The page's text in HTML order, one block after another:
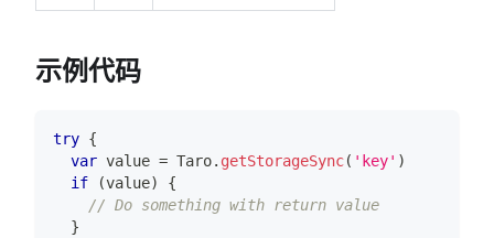
示例代码
try {
var value = Taro. getStorageSync( 'key' )
if
(value)
{
// Do something with return value
}